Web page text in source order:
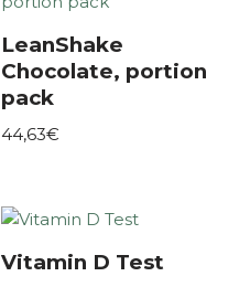
LeanShake
Chocolate, portion
pack
44,63€
Vitamin D Test